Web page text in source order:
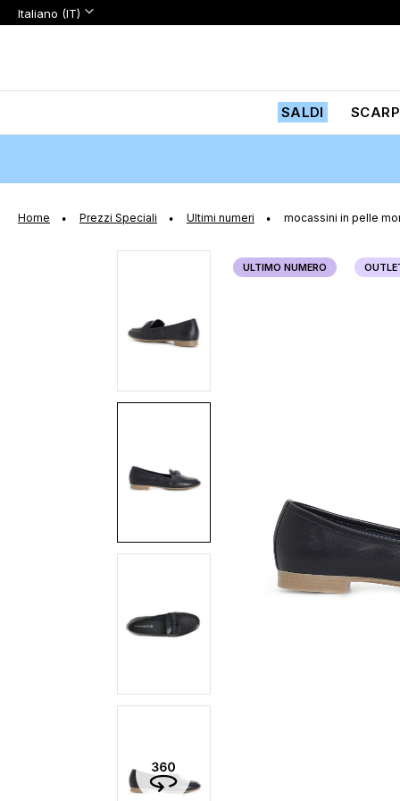
Lingua
Lingua:
Italiano (IT)
SALDI
Home Prezzi Speciali Ultimi numeri mocassini in pelle
della
galleria
immagini
ULTIMO NUMERO